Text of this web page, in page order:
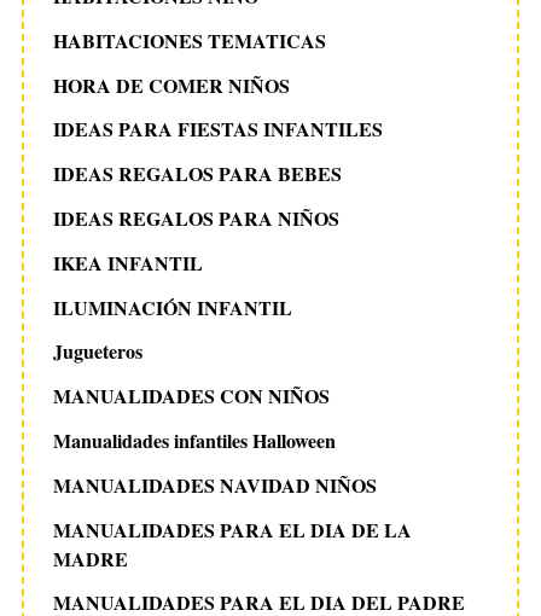
HABITACIONES TEMATICAS
HORA DE COMER NIÑOS
IDEAS PARA FIESTAS INFANTILES
IDEAS REGALOS PARA BEBES
IDEAS REGALOS PARA NIÑOS
IKEA INFANTIL
ILUMINACIÓN INFANTIL
Jugueteros
MANUALIDADES CON NIÑOS
Manualidades infantiles Halloween
MANUALIDADES NAVIDAD NIÑOS
MANUALIDADES PARA EL DIA DE LA
MADRE
MANUALIDADES PARA EL DIA DEL PADRE